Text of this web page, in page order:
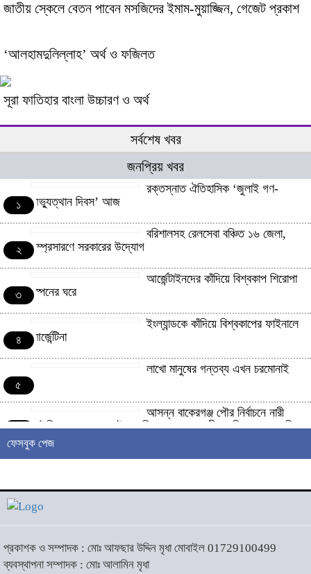
জাতীয় স্কেলে বেতন পাবেন মসজিদের ইমাম-মুয়াজ্জিন, গেজেট প্রকাশ
‘আলহামদুলিল্লাহ’ অর্থ ও ফজিলত
সূরা ফাতিহার বাংলা উচ্চারণ ও অর্থ
সর্বশেষ খবর
জনপ্রিয় খবর
১
রক্তস্নাত ঐতিহাসিক ‌‘জুলাই গণ-
অভ্যুত্থান দিবস’ আজ
২
বরিশালসহ রেলসেবা বঞ্চিত ১৬ জেলা,
সম্প্রসারণে সরকারের উদ্যোগ
৩
আর্জেন্টাইনদের কাঁদিয়ে বিশ্বকাপ শিরোপা
স্পেনের ঘরে
৪
ইংল্যান্ডকে কাঁদিয়ে বিশ্বকাপের ফাইনালে
আর্জেন্টিনা
৫
লাখো মানুষের গন্তব্য এখন চরমোনাই
৬
আসন্ন বাকেরগঞ্জ পৌর নির্বাচনে নারী
কাউন্সিলর পদে দোয়া চাইলেন বিএমএসএফ নেত্রী সাবরিনা আক্তার জিয়া
‘ইসরাইলি সেনাবাহিনী ধ্বংসের
৮
দৌলতদিয়ায় বাস ডুবি : ২৪ জনের মরদেহ
উদ্ধার, অনেকেই নিখোঁজ
ফেসবুক পেজ
প্রকাশক ও সম্পাদক : মোঃ আফছার উদ্দিন মৃধা মোবাইল 01729100499
ব্যবস্থাপনা সম্পাদক : মোঃ আলামিন মৃধা